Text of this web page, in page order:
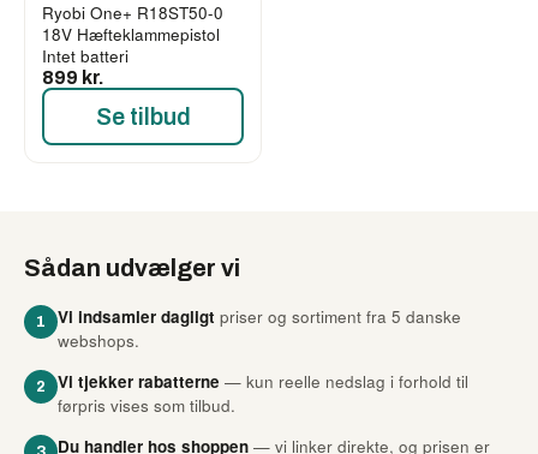
Ryobi One+ R18ST50-0
18V Hæfteklammepistol
Intet batteri
899 kr.
Se tilbud
Sådan udvælger vi
1 Vi indsamler dagligt priser og sortiment fra 5 danske
webshops.
2 Vi tjekker rabatterne — kun reelle nedslag i forhold til
førpris vises som tilbud.
Du handler hos shoppen — vi linker direkte, og prisen er